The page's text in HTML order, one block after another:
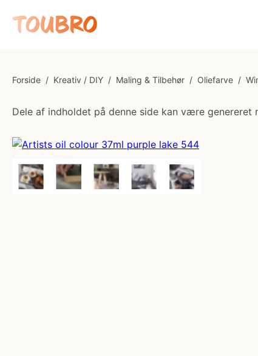
Forside / Kreativ / DIY / Maling & Tilbehør / Oliefarve /
Dele af indholdet på denne side kan være genereret